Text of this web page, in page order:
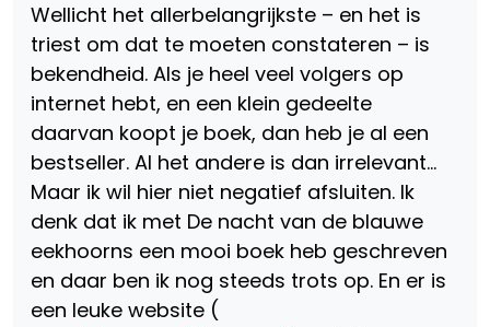
Wellicht het allerbelangrijkste – en het is
triest om dat te moeten constateren – is
bekendheid. Als je heel veel volgers op
internet hebt, en een klein gedeelte
daarvan koopt je boek, dan heb je al een
bestseller. Al het andere is dan irrelevant…
Maar ik wil hier niet negatief afsluiten. Ik
denk dat ik met De nacht van de blauwe
eekhoorns een mooi boek heb geschreven
en daar ben ik nog steeds trots op. En er is
een leuke website (